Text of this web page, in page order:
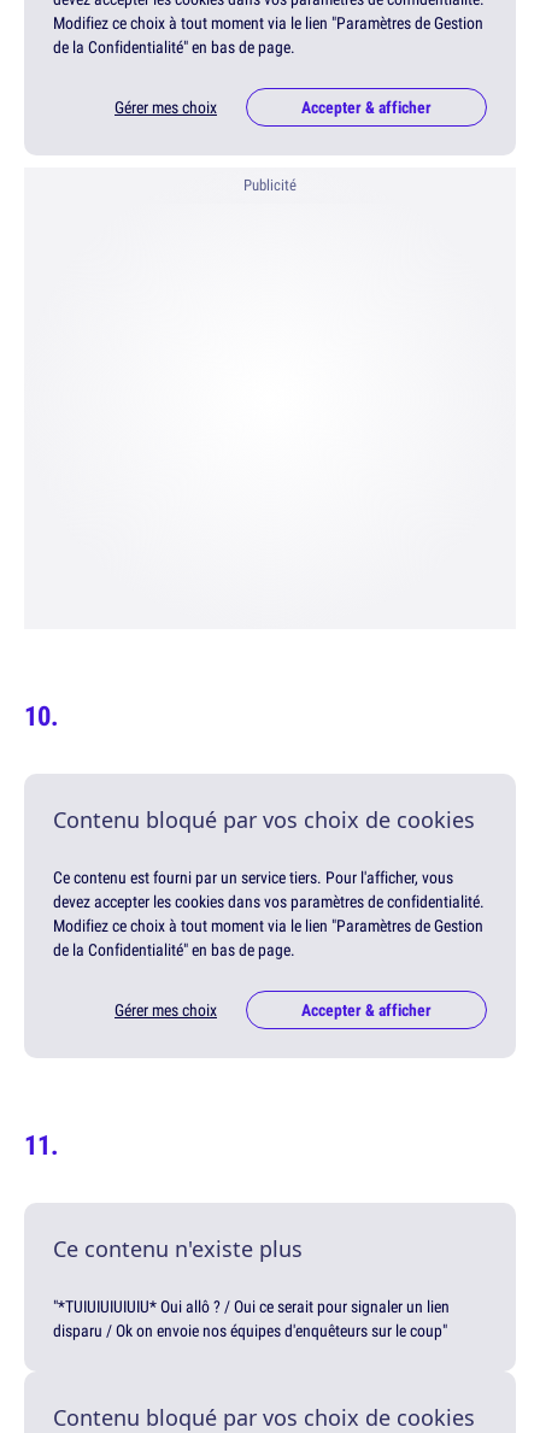
Modifiez ce choix à tout moment via le lien "Paramètres de Gestion
de la Confidentialité" en bas de page.
Gérer mes choix Accepter & afficher
Publicité
Contenu bloqué par vos choix de cookies
Ce contenu est fourni par un service tiers. Pour l'afficher, vous
devez accepter les cookies dans vos paramètres de confidentialité.
Modifiez ce choix à tout moment via le lien "Paramètres de Gestion
de la Confidentialité" en bas de page.
Gérer mes choix Accepter & afficher
Ce contenu n'existe plus
"*TUIUIUIUIUIU* Oui allô ? / Oui ce serait pour signaler un lien
disparu / Ok on envoie nos équipes d'enquêteurs sur le coup"
Contenu bloqué par vos choix de cookies